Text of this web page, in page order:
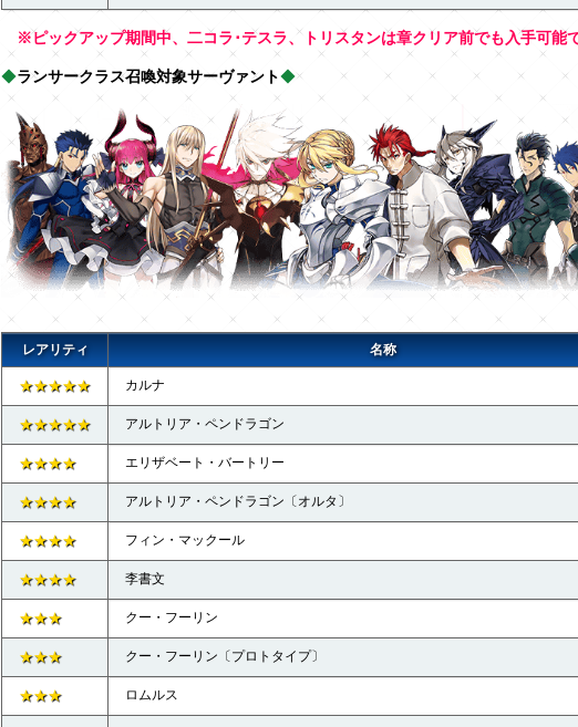
※ピックアップ期間中、二コラ･テスラ、トリスタンは章クリア前でも入手可能
◆ランサークラス召喚対象サーヴァント◆
レアリティ 名称
★★★★★ カルナ
★★★★★ アルトリア・ペンドラゴン
★★★★ エリザベート・バートリー
★★★★ アルトリア・ペンドラゴン〔オルタ〕
★★★★ フィン・マックール
★★★★ 李書文
★★★ クー・フーリン
★★★ クー・フーリン〔プロトタイプ〕
★★★ ロムルス